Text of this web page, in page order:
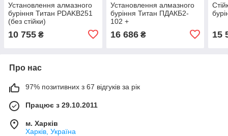
Установлення алмазного
буріння Титан PDAKB251
(без стійки)
10 755 ₴
Установлення алмазного
буріння Титан ПДАКБ2-
102 +
НС100/PDAKB2102NS100
16 686₴ 15
Про нас
97% позитивних з 67 відгуків за рік
Працює з 29.10.2011
м. Харків
Харків, Україна